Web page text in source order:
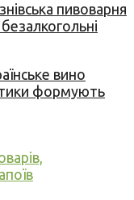
пивоварня
вино
формують